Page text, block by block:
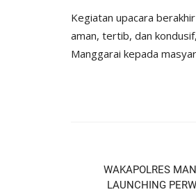
Kegiatan upacara
aman, tertib, dan
Manggarai kepada
WAKAPOLRES
LAUNCHING